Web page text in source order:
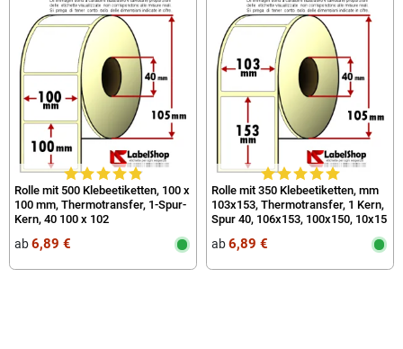
Rolle mit 500 Klebeetiketten, 100 x
100 mm, Thermotransfer, 1-Spur-
Kern, 40 100 x 102
ab6,89 €
Rolle mit 350 Klebeetiketten, mm
103x153, Thermotransfer, 1 Kern,
Spur 40, 106x153, 100x150, 10x15
ab6,89 €